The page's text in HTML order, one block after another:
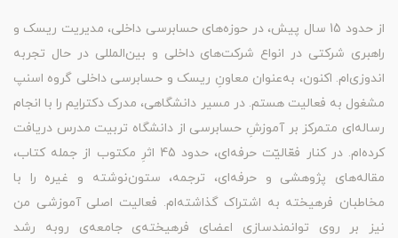
از حدود 15 سال پیش، در حوزه‌های حسابرسی داخلی، مدیریت ریسک و
راهبری شرکتی در انواع شرکت‌های داخلی و بین‌المللی در حال تجربه
اندوزی‌ام. اکنون، به‌عنوان معاونِ ریسک و حسابرسی داخلی گروه اسنپ
مشغول به فعالیت هستم. در مسیر دانشگاهی، مدرک دکترایم را با انجام
رساله‌ای متمرکز بر آموزشِ حسابرسی از دانشگاه تربیت مدرس دریافت
کرده‌ام. در کنار فعّالیّت حرفه‌ای، حدود 45 اثرِ مکتوب از جمله کتاب،
مقاله‌های پژوهشی و حرفه‌ای، ترجمه، ستون‌نوشته و غیره را با
مخاطبان فرهیخته به اشتراک گذاشته‌ام. فعالیت اصلی آموزشی من
نیز بر روی توانمندسازی اعضای فرهیخته‌ی جامعه‌ی روبه رشد